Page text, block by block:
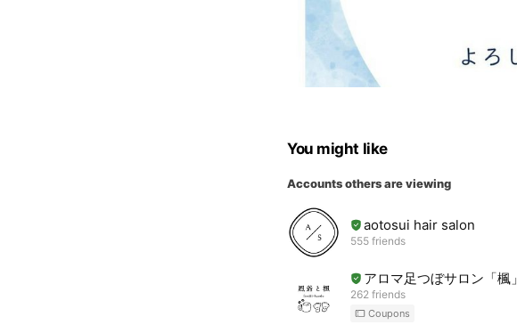
You might like
Accounts others are viewing
aotosui hair salon
555 friends
アロマ足つぼサロン「楓」
262 friends
Coupons